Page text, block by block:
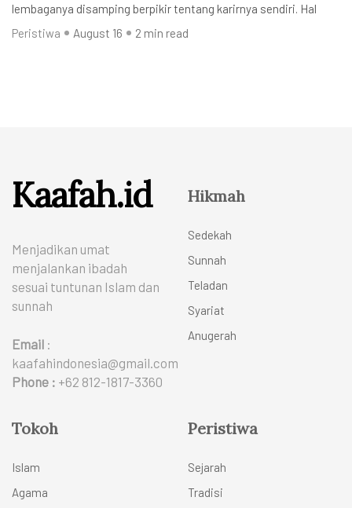
lembaganya disamping berpikir tentang karirnya sendiri. Hal
Peristiwa
August 16 2 min read
Kaafah.id
Menjadikan umat
menjalankan ibadah
sesuai tuntunan Islam dan
sunnah
Email :
kaafahindonesia@gmail.com
Phone : +62 812-1817-3360
Hikmah
Sedekah
Sunnah
Teladan
Syariat
Anugerah
Tokoh
Islam
Agama
Peristiwa
Sejarah
Tradisi